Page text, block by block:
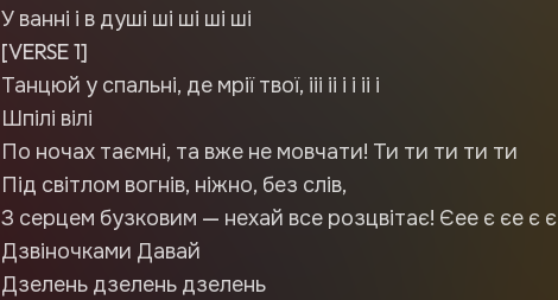
У ванні і в душі ші ші ші ші
[VERSE 1]
Танцюй у спальні, де мрії твої, ііі іі і і іі і
Шпілі вілі
По ночах таємні, та вже не мовчати! Ти ти ти ти ти
Під світлом вогнів, ніжно, без слів,
З серцем бузковим — нехай все розцвітає! Єее є єе є є
Дзвіночками Давай
Дзелень дзелень дзелень